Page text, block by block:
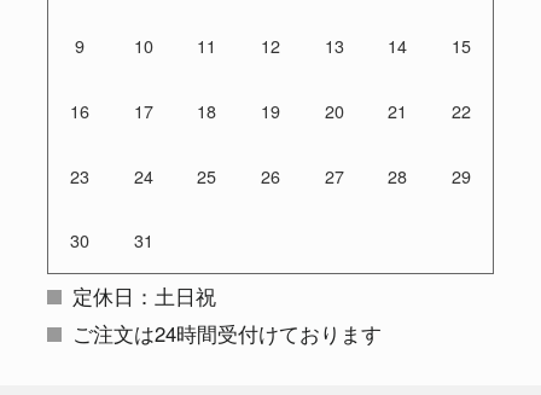
9 10 11 12 13 14 15
16 17 18 19 20 21 22
23 24 25 26 27 28 29
30 31
定休日：土日祝
ご注文は24時間受付けております